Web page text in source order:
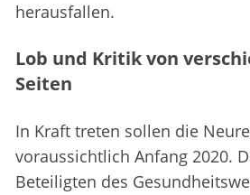
herausfallen.
Lob und Kritik von
Seiten
In Kraft treten sollen die
voraussichtlich Anfang 2020.
Beteiligten des